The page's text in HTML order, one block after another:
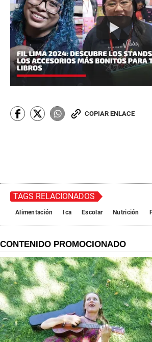
COPIAR ENLACE
TAGS RELACIONADOS
Alimentación Ica Escolar Nutrición